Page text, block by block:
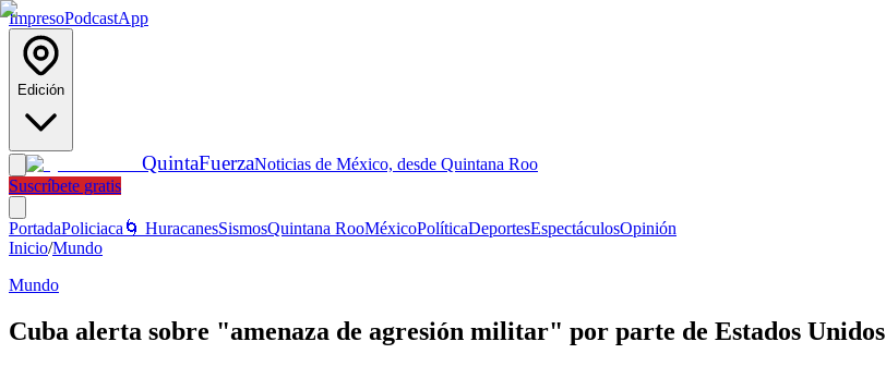
ImpresoPodcastApp
Edición
QuintaFuerzaNoticias de México, desde Quintana Roo
Suscríbete gratis
PortadaPoliciaca 🌀 HuracanesSismosQuintana RooMéxicoPolíticaDeportesEspectáculosOpinión
Inicio/Mundo
Mundo
Cuba alerta sobre "amenaza de agresión militar" por parte de Estados Unidos